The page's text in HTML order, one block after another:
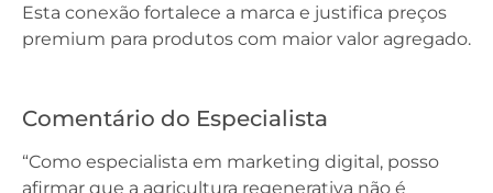
Esta conexão fortalece a marca e justifica preços
premium para produtos com maior valor agregado.
Comentário do Especialista
“Como especialista em marketing digital, posso
afirmar que a agricultura regenerativa não é